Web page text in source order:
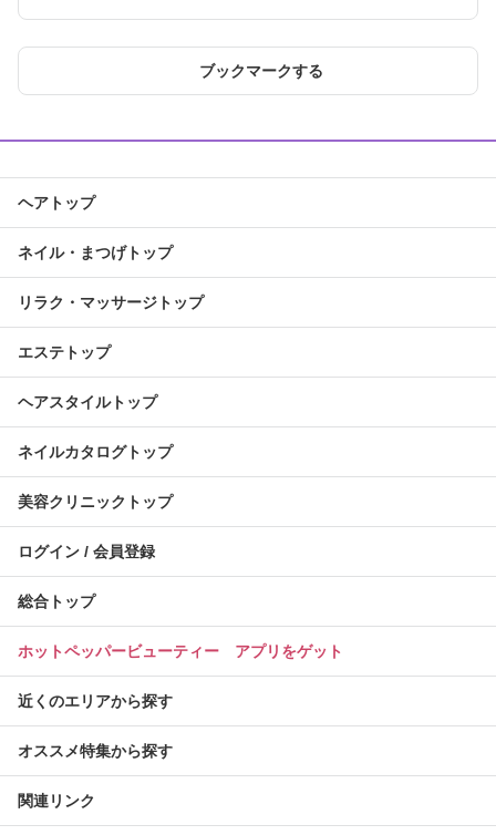
ブックマークする
ヘアトップ
ネイル・まつげトップ
リラク・マッサージトップ
エステトップ
ヘアスタイルトップ
ネイルカタログトップ
美容クリニックトップ
ログイン / 会員登録
総合トップ
ホットペッパービューティー アプリをゲット
近くのエリアから探す
オススメ特集から探す
関連リンク